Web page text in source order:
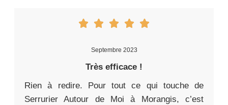
Septembre 2023
Très efficace !
Rien à redire. Pour tout ce qui touche de
Serrurier Autour de Moi à Morangis, c’est